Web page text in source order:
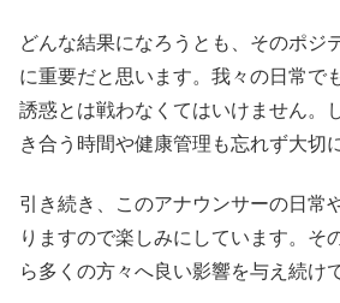
どんな結果になろうとも、そのポジ
に重要だと思います。我々の日常で
誘惑とは戦わなくてはいけません。
き合う時間や健康管理も忘れず大切
引き続き、このアナウンサーの日常
りますので楽しみにしています。そ
ら多くの方々へ良い影響を与え続け